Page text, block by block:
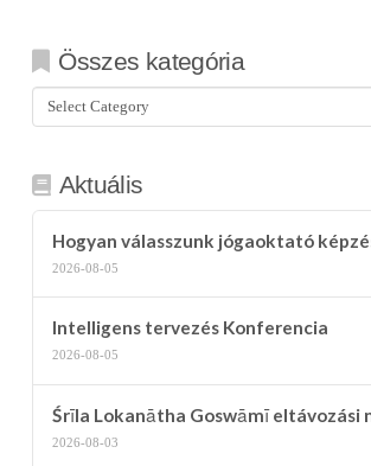
Összes kategória
Összes
kategória
Aktuális
Hogyan válasszunk jógaoktató
2026-08-05
Intelligens tervezés Konferencia
2026-08-05
Śrīla Lokanātha Goswāmī eltávozási
2026-08-03